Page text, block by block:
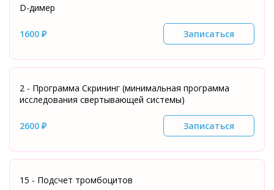
D-димер
1600 ₽ Записаться
2 - Программа Скрининг (минимальная программа
исследования свертывающей системы)
2600 ₽ Записаться
15 - Подсчет тромбоцитов